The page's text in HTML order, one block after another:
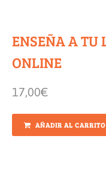
ENSEÑA A TU
ONLINE
17,00€
AÑADIR AL CARRITO